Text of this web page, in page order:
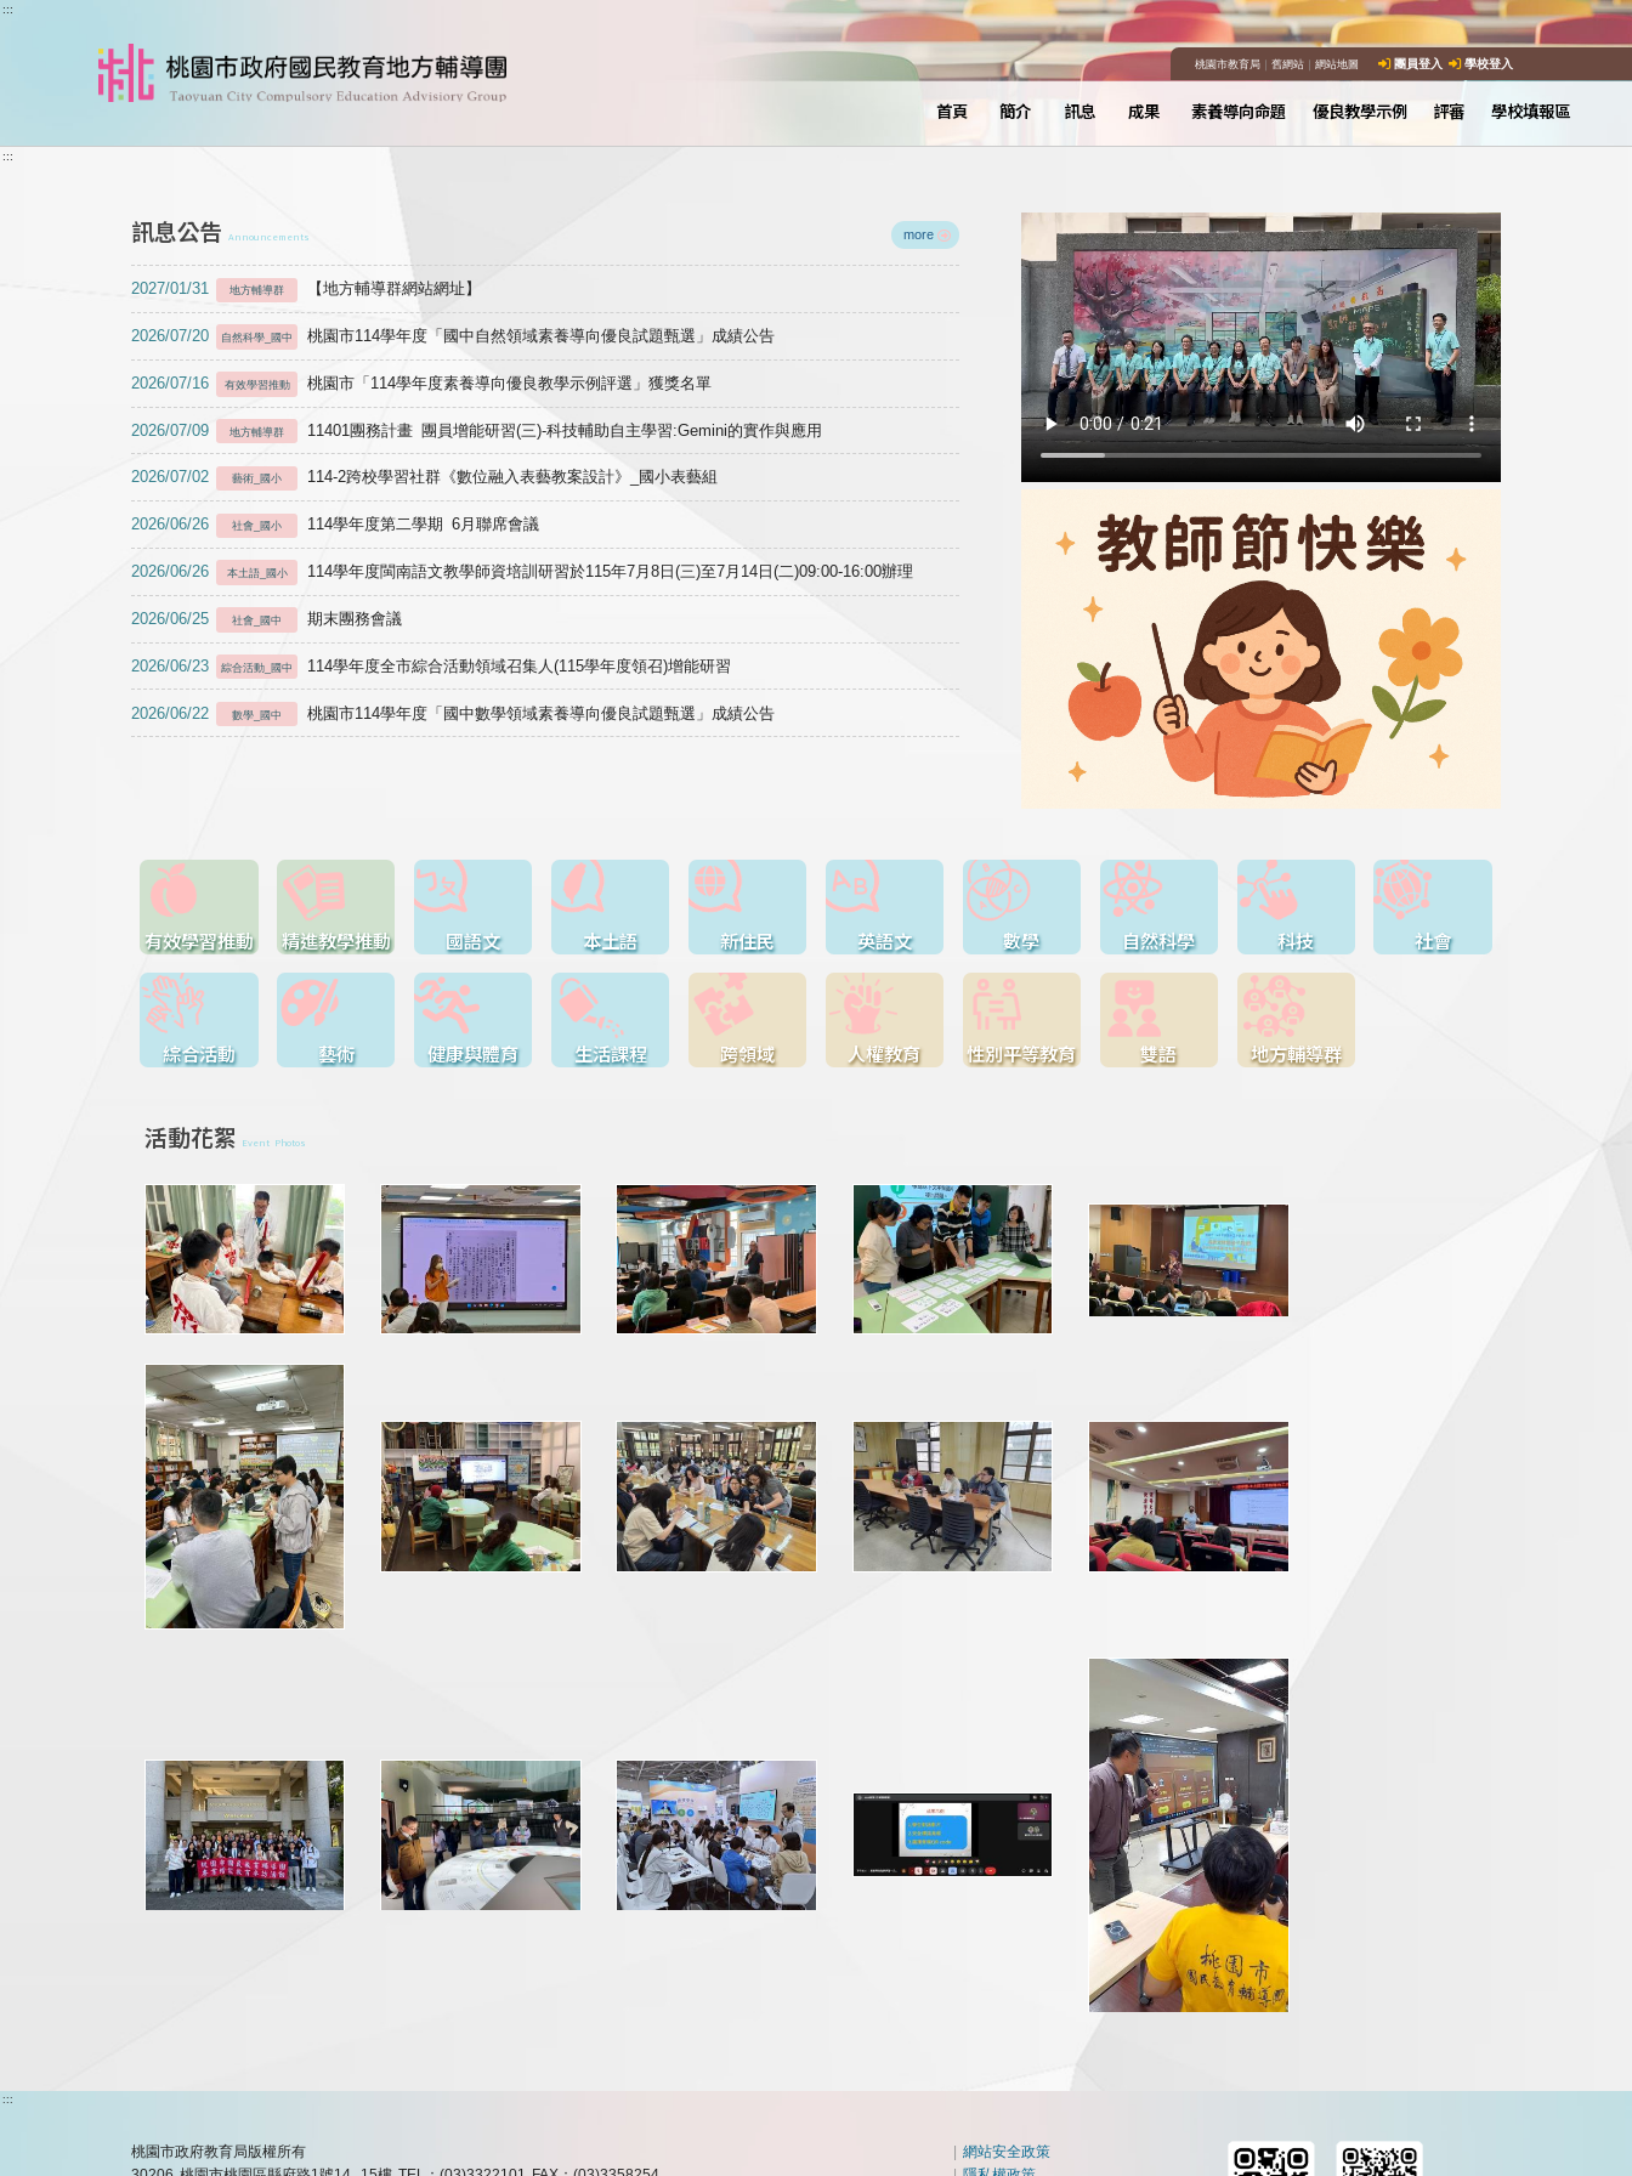
跳到主要內容
:::
桃園市教育局｜ 舊網站｜ 網站地圖 團員登入 學校登入
首頁 簡介 訊息 成果 素養導向命題 優良教學示例 評審 學校填報區
:::
訊息公告 Announcements more
2027/01/31 地方輔導群 【地方輔導群網站網址】
2026/07/20 自然科學_國中 桃園市114學年度「國中自然領域素養導向優良試題甄選」成績公告
2026/07/16 有效學習推動 桃園市「114學年度素養導向優良教學示例評選」獲獎名單
2026/07/09 地方輔導群 11401團務計畫 團員增能研習(三)-科技輔助自主學習:Gemini的實作與應用
2026/07/02 藝術_國小 114-2跨校學習社群《數位融入表藝教案設計》_國小表藝組
2026/06/26 社會_國小 114學年度第二學期 6月聯席會議
2026/06/26 本土語_國小 114學年度閩南語文教學師資培訓研習於115年7月8日(三)至7月14日(二)09:00-16:00辦理
2026/06/25 社會_國中 期末團務會議
2026/06/23 綜合活動_國中 114學年度全市綜合活動領域召集人(115學年度領召)增能研習
2026/06/22 數學_國中 桃園市114學年度「國中數學領域素養導向優良試題甄選」成績公告
有效學習推動 精進教學推動 國語文 本土語 新住民 英語文 數學 自然科學 科技 社會
綜合活動 藝術 健康與體育 生活課程 跨領域 人權教育 性別平等教育 雙語 地方輔導群
活動花絮 Event Photos
:::
桃園市政府教育局版權所有
|網站安全政策